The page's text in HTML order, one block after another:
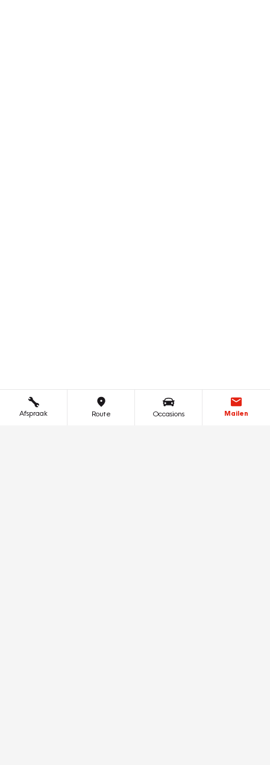
Afspraak Route Occasions Mailen